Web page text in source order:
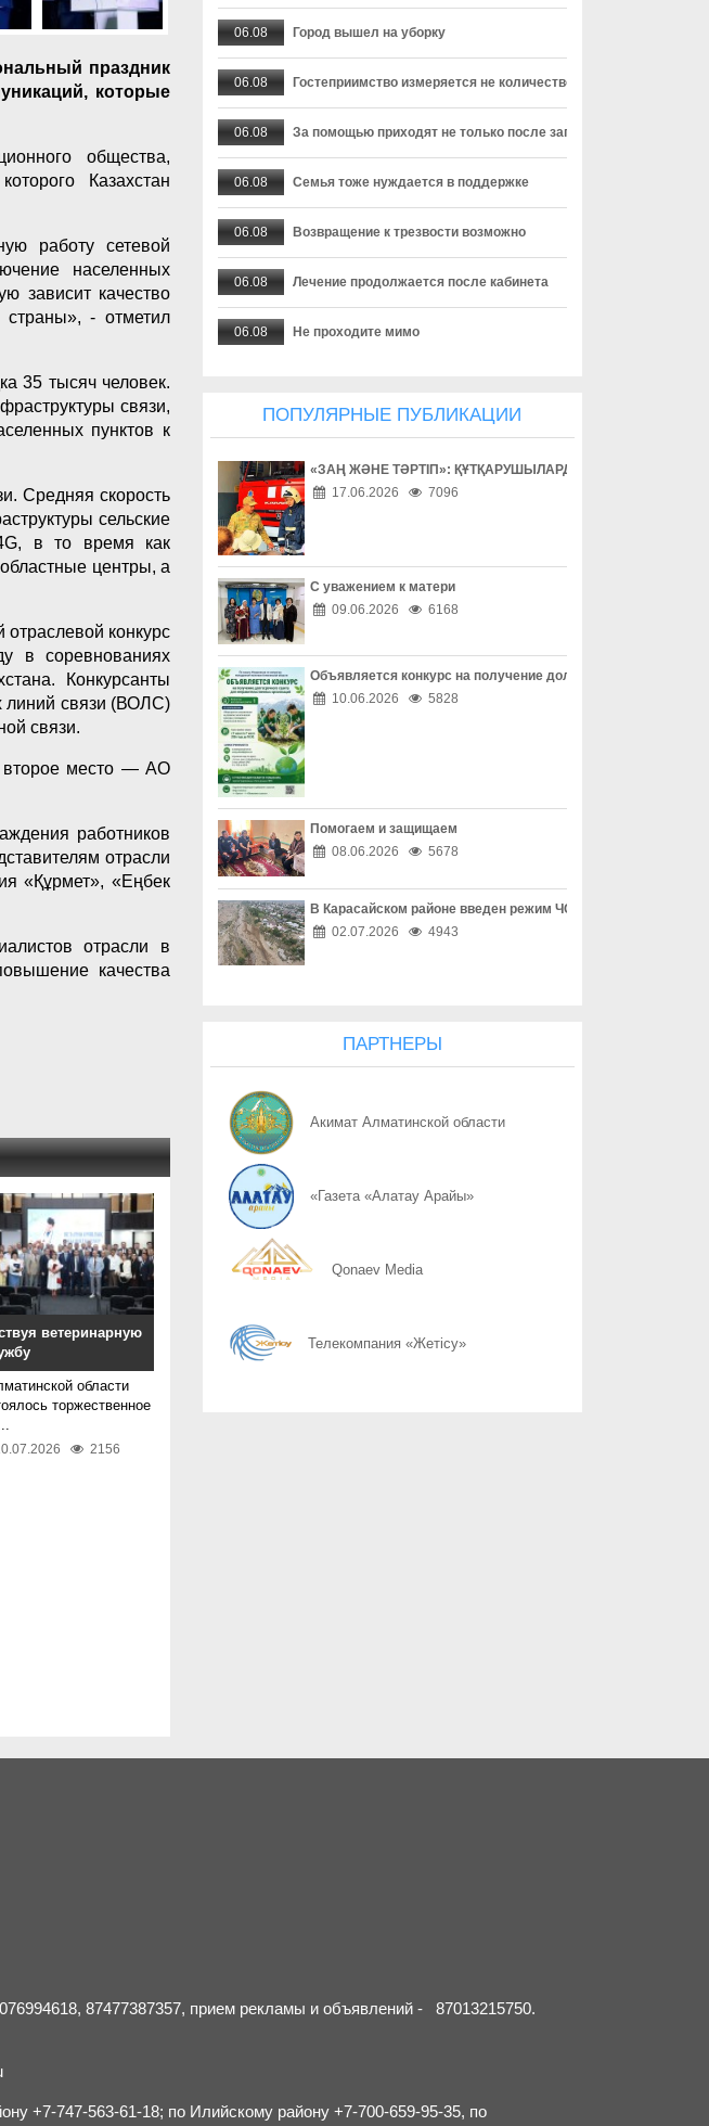
праздник
которые
общества,
Казахстан
работу сетевой
населенных
зависит качество
страны», - отметил
35 тысяч человек.
связи,
пунктов к
Средняя скорость
сельские
в то время как
центры, а
конкурс
в соревнованиях
Конкурсанты
линий связи (ВОЛС)
связи.
второе место — АО
работников
отрасли
«Құрмет», «Еңбек
отрасли в
качества
ветеринарную
области
торжественное
2156
06.08 Город вышел на уборку
06.08 Гостеприимство измеряется не количеством тостов
06.08 За помощью приходят не только после запоя
06.08 Семья тоже нуждается в поддержке
06.08 Возвращение к трезвости возможно
06.08 Лечение продолжается после кабинета
06.08 Не проходите мимо
06.08 Как простые меры делают город безопаснее
06.08 Спокойствие города – общая ответственность
06.08 Имущество любит внимательность
06.08 Личные вещи под контролем
06.08 Сделки без риска
06.08 Надежная защита без лишних затрат
06.08 Как сохранить свое имущество
06.08 Пенсия без посредников
06.08 Письмо из налоговой оказалось приманкой
06.08 Карта напрокат ведет в уголовное дело
06.08 С чего начинается насилие
06.08
06.08
06.08 Не проходите мимо чужого крика
ПОПУЛЯРНЫЕ ПУБЛИКАЦИИ
«ЗАҢ ЖӘНЕ ТӘРТІП»: ҚҰТҚАРУШЫЛАРДЫҢ ЕҢБЕГІМЕН
17.06.2026
7096
С уважением к матери
09.06.2026
6168
Объявляется конкурс на получение долгосрочного гранта
10.06.2026
5828
Помогаем и защищаем
08.06.2026
5678
В Карасайском районе введен режим ЧС местного масштаба
02.07.2026
4943
ПАРТНЕРЫ
Акимат Алматинской области
«Газета «Алатау Арайы»
Qonaev Media
Телекомпания «Жетісу»
87477387357, прием рекламы и объявлений - 87013215750.
+7-747-563-61-18; по Илийскому району +7-700-659-95-35, по